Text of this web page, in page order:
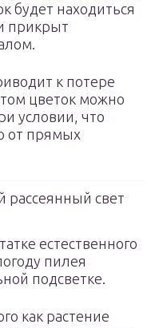
будет находиться
прикрыт
к потере
цветок можно
условии, что
от прямых
рассеянный свет
естественного
пилея
подсветке.
как растение